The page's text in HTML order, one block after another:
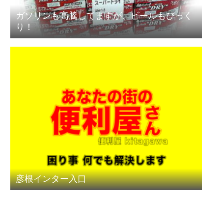
ガソリンも高騰してますが、ビールもびっく
り！
彦根インター入口